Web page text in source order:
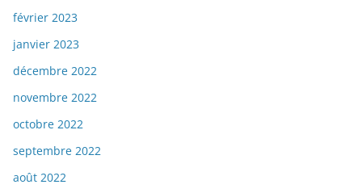
février 2023
janvier 2023
décembre 2022
novembre 2022
octobre 2022
septembre 2022
août 2022